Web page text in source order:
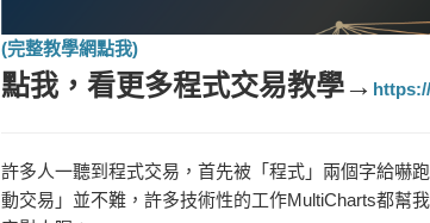
(完整教學網點我)
點我，看更多程式交易教學→
許多人一聽到程式交易，首先被「程式」兩個字給嚇
動交易」並不難，許多技術性的工作MultiCharts都幫